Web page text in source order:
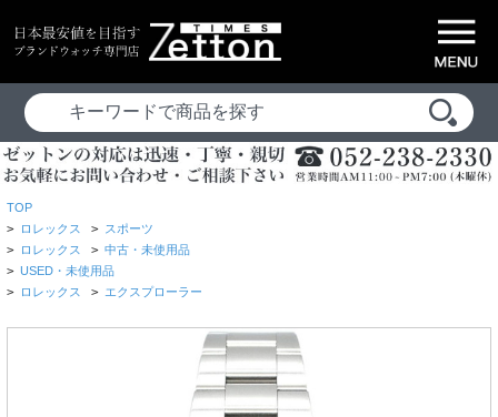
TOP
> ロレックス > スポーツ
> ロレックス > 中古・未使用品
> USED・未使用品
> ロレックス > エクスプローラー